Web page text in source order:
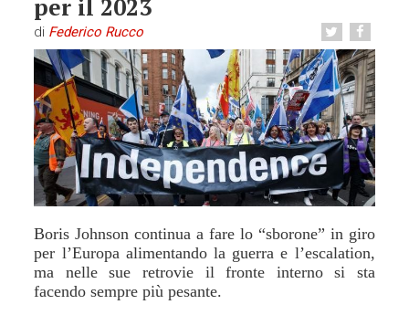
per il 2023
di Federico Rucco
Boris Johnson continua a fare lo “sborone” in giro
per l’Europa alimentando la guerra e l’escalation,
ma nelle sue retrovie il fronte interno si sta
facendo sempre più pesante.